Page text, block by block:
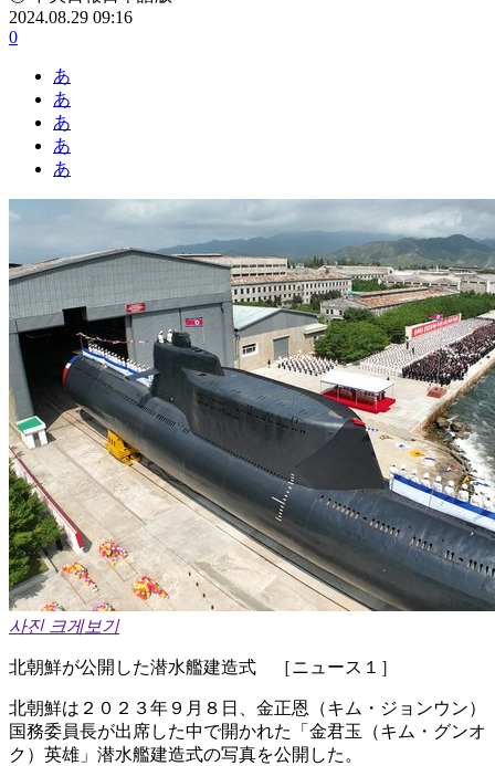
2024.08.29 09:16
0
あ
あ
あ
あ
あ
사진 크게보기
北朝鮮が公開した潜水艦建造式 ［ニュース１］
北朝鮮は２０２３年９月８日、金正恩（キム・ジョンウン）
国務委員長が出席した中で開かれた「金君玉（キム・グンオ
ク）英雄」潜水艦建造式の写真を公開した。